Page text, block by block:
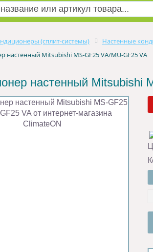
(сплит-системы)
Настенные
настенный Mitsubishi MS-GF25 VA/MU-GF25 VA
настенный Mitsubishi